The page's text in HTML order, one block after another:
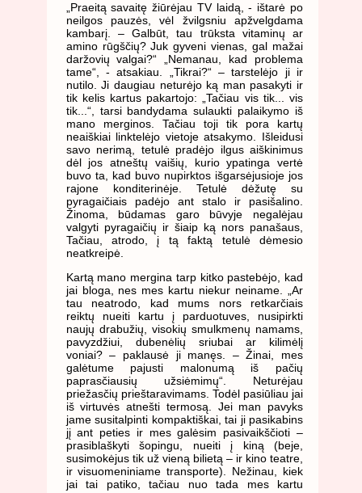
„Praeitą savaitę žiūrėjau TV laidą, - ištarė po
neilgos pauzės, vėl žvilgsniu apžvelgdama
kambarį. – Galbūt, tau trūksta vitaminų ar
amino rūgščių? Juk gyveni vienas, gal mažai
daržovių valgai?“ „Nemanau, kad problema
tame“, - atsakiau. „Tikrai?“ – tarstelėjo ji ir
nutilo. Ji daugiau neturėjo ką man pasakyti ir
tik kelis kartus pakartojo: „Tačiau vis tik... vis
tik...“, tarsi bandydama sulaukti palaikymo iš
mano merginos. Tačiau toji tik pora kartų
neaiškiai linktelėjo vietoje atsakymo. Išleidusi
savo nerimą, tetulė pradėjo ilgus aiškinimus
dėl jos atneštų vaišių, kurio ypatinga vertė
buvo ta, kad buvo nupirktos išgarsėjusioje jos
rajone konditerinėje. Tetulė dėžutę su
pyragaičiais padėjo ant stalo ir pasišalino.
Žinoma, būdamas garo būvyje negalėjau
valgyti pyragaičių ir šiaip ką nors panašaus,
Tačiau, atrodo, į tą faktą tetulė dėmesio
neatkreipė.
Kartą mano mergina tarp kitko pastebėjo, kad
jai bloga, nes mes kartu niekur neiname. „Ar
tau neatrodo, kad mums nors retkarčiais
reiktų nueiti kartu į parduotuves, nusipirkti
naujų drabužių, visokių smulkmenų namams,
pavyzdžiui, dubenėlių sriubai ar kilimėlį
voniai? – paklausė ji manęs. – Žinai, mes
galėtume pajusti malonumą iš pačių
paprasčiausių užsiėmimų“. Neturėjau
priežasčių prieštaravimams. Todėl pasiūliau jai
iš virtuvės atnešti termosą. Jei man pavyks
jame susitalpinti kompaktiškai, tai ji pasikabins
jį ant peties ir mes galėsim pasivaikščioti –
prasiblaškyti šopingu, nueiti į kiną (beje,
susimokėjus tik už vieną bilietą – ir kino teatre,
ir visuomeniniame transporte). Nežinau, kiek
jai tai patiko, tačiau nuo tada mes kartu